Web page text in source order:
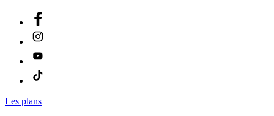
Les plans